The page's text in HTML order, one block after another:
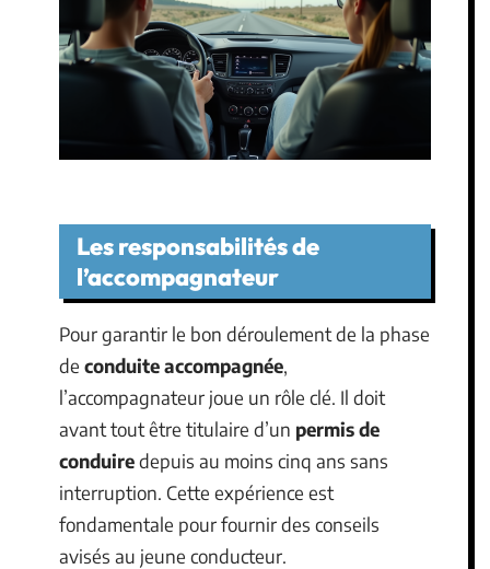
Les responsabilités de
l’accompagnateur
Pour garantir le bon déroulement de la phase
de conduite accompagnée,
l’accompagnateur joue un rôle clé. Il doit
avant tout être titulaire d’un permis de
conduiredepuis au moins cinq ans sans
interruption. Cette expérience est
fondamentale pour fournir des conseils
avisés au jeune conducteur.